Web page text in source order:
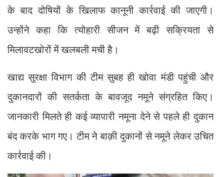
के बाद दोषियों के खिलाफ कानूनी कार्रवाई की जाएगी।
उन्होंने कहा कि त्योहारी सीजन में बढ़ी सक्रियता से
मिलावटखोरों में खलबली मची है।
खाद्य सुरक्षा विभाग की टीम सुबह ही खोवा मंडी पहुंची और
दुकानदारों की सतर्कता के बावजूद नमूने संग्रहित किए।
जानकारी मिलते ही कई व्यापारी नमूना देने से पहले ही दुकान
बंद करके भाग गए। टीम ने बाक़ी दुकानों से नमूने लेकर उचित
कार्रवाई की।